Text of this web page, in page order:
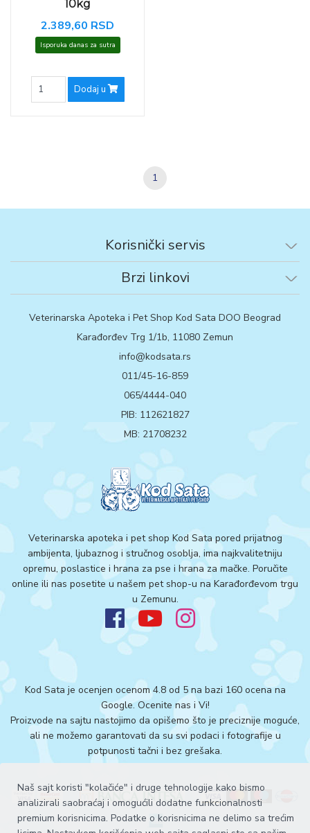
Naš sajt koristi "kolačiće" i druge tehnologije kako bismo
analizirali saobraćaj i omogućili dodatne funkcionalnosti
premium korisnicima. Podatke o korisnicima ne delimo sa trećim
10kg
2.389,60 RSD
Isporuka danas za sutra
Dodaj u
1
Korisnički servis
Brzi linkovi
Veterinarska Apoteka i Pet Shop Kod Sata DOO Beograd
Karađorđev Trg 1/1b, 11080 Zemun
info@kodsata.rs
011/45-16-859
065/4444-040
PIB: 112621827
MB: 21708232
Veterinarska apoteka i pet shop Kod Sata pored prijatnog
ambijenta, ljubaznog i stručnog osoblja, ima najkvalitetniju
opremu, poslastice i hrana za pse i hrana za mačke. Poručite
online ili nas posetite u našem pet shop-u na Karađorđevom trgu
u Zemunu.
Kod Sata je ocenjen ocenom 4.8 od 5 na bazi 160 ocena na
Google.Ocenite nas i Vi!
Proizvode na sajtu nastojimo da opišemo što je preciznije moguće,
ali ne možemo garantovati da su svi podaci i fotografije u
potpunosti tačni i bez grešaka.